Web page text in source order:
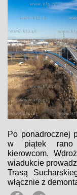
Po ponadrocznej
w piątek rano
kierowcom.
wiadukcie
Trasą
włącznie z